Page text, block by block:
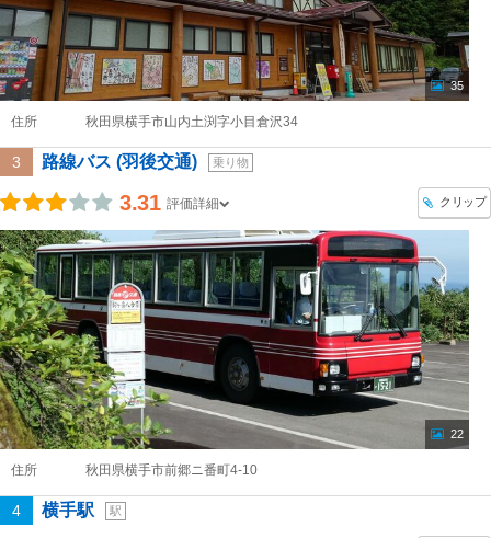
35
住所 秋田県横手市山内土渕字小目倉沢34
3 路線バス (羽後交通) 乗り物
3.31 評価詳細 クリップ
22
住所 秋田県横手市前郷ニ番町4-10
4 横手駅 駅